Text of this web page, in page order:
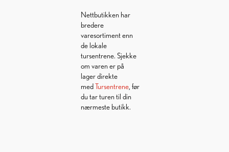
Nettbutikken har
bredere
varesortiment enn
de lokale
tursentrene. Sjekke
om varen er på
lager direkte
medTursentrene, før
du tar turen til din
nærmeste butikk.